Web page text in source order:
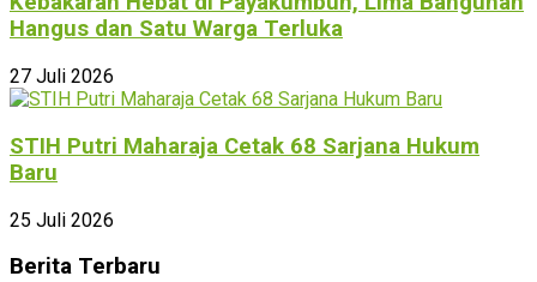
Hangus dan Satu Warga Terluka
27 Juli 2026
STIH Putri Maharaja Cetak 68 Sarjana Hukum
Baru
25 Juli 2026
Berita Terbaru